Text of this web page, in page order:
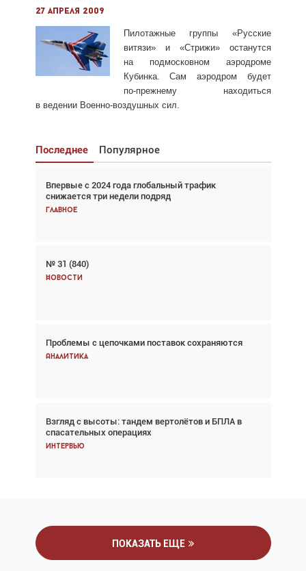
27 апреля 2009
Пилотажные группы «Русские
витязи» и «Стрижи» останутся
на подмосковном аэродроме
Кубинка. Сам аэродром будет
по-прежнемунаходиться
в ведении Военно-воздушных сил.
Последнее Популярное
Впервые с 2024 года глобальный трафик
снижается три недели подряд
Главное
№ 31 (840)
Новости
Проблемы с цепочками поставок сохраняются
Аналитика
Взгляд с высоты: тандем вертолётов и БПЛА в
спасательных операциях
Интервью
Взгляд с высоты: тандем вертолётов и БПЛА в
спасательных операциях
Главное
Авиационный фотограф Дэйв Кох: «Фотография
говорит сама за себя... а ИИ всё портит»
Впервые с 2024 года глобальный трафик
снижается три недели подряд
Частный самолёт – это актив. Подходите к
покупке соответствующим образом
Интервью
ПОКАЗАТЬ ЕЩЕ